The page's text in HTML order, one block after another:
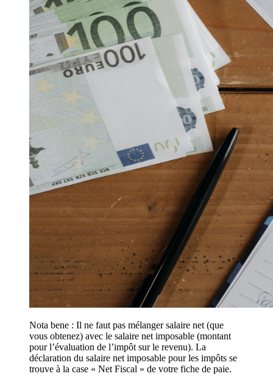
Nota bene : Il ne faut pas mélanger salaire net (que
vous obtenez) avec le salaire net imposable (montant
pour l’évaluation de l’impôt sur le revenu). La
déclaration du salaire net imposable pour les impôts se
trouve à la case « Net Fiscal » de votre fiche de paie.